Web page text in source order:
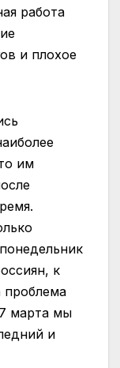
работа
и плохое
им
к
проблема
марта мы
и